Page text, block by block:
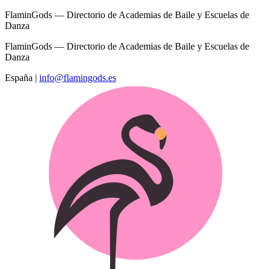
FlaminGods — Directorio de Academias de Baile y Escuelas de
Danza
FlaminGods — Directorio de Academias de Baile y Escuelas de
Danza
España | info@flamingods.es